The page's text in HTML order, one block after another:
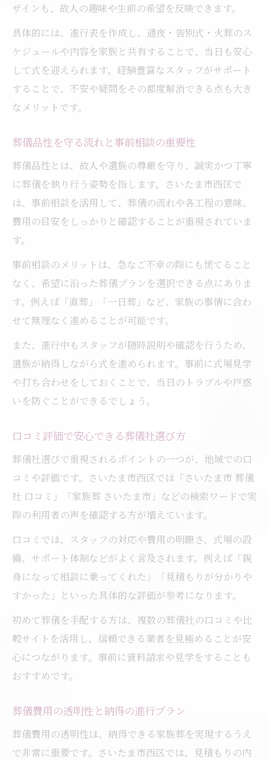
ザインも、故人の趣味や生前の希望を反映できます。
具体的には、進行表を作成し、通夜・告別式・火葬のス
ケジュールや内容を家族と共有することで、当日も安心
して式を迎えられます。経験豊富なスタッフがサポート
することで、不安や疑問をその都度解消できる点も大き
なメリットです。
葬儀品性を守る流れと事前相談の重要性
葬儀品性とは、故人や遺族の尊厳を守り、誠実かつ丁寧
に葬儀を執り行う姿勢を指します。さいたま市西区で
は、事前相談を活用して、葬儀の流れや各工程の意味、
費用の目安をしっかりと確認することが重視されていま
す。
事前相談のメリットは、急なご不幸の際にも慌てること
なく、希望に沿った葬儀プランを選択できる点にありま
す。例えば「直葬」「一日葬」など、家族の事情に合わ
せて無理なく進めることが可能です。
また、進行中もスタッフが随時説明や確認を行うため、
遺族が納得しながら式を進められます。事前に式場見学
や打ち合わせをしておくことで、当日のトラブルや戸惑
いを防ぐことができるでしょう。
口コミ評価で安心できる葬儀社選び方
葬儀社選びで重視されるポイントの一つが、地域での口
コミや評価です。さいたま市西区では「さいたま市 葬儀
社 口コミ」「家族葬 さいたま市」などの検索ワードで実
際の利用者の声を確認する方が増えています。
口コミでは、スタッフの対応や費用の明瞭さ、式場の設
備、サポート体制などがよく言及されます。例えば「親
身になって相談に乗ってくれた」「見積もりが分かりや
すかった」といった具体的な評価が参考になります。
初めて葬儀を手配する方は、複数の葬儀社の口コミや比
較サイトを活用し、信頼できる業者を見極めることが安
心につながります。事前に資料請求や見学をすることも
おすすめです。
葬儀費用の透明性と納得の進行プラン
葬儀費用の透明性は、納得できる家族葬を実現するうえ
で非常に重要です。さいたま市西区では、見積もりの内